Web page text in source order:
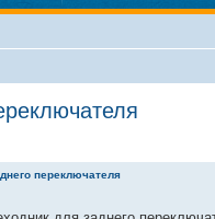
переключателя